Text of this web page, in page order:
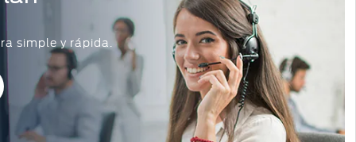
simple y rápida.